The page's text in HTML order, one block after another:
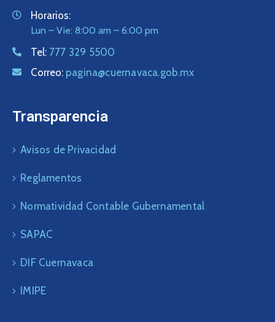
Horarios:
Lun – Vie: 8:00 am – 6:00 pm
Tel: 777 329 5500
Correo: pagina@cuernavaca.gob.mx
Transparencia
Avisos de Privacidad
Reglamentos
Normatividad Contable Gubernamental
SAPAC
DIF Cuernavaca
IMIPE